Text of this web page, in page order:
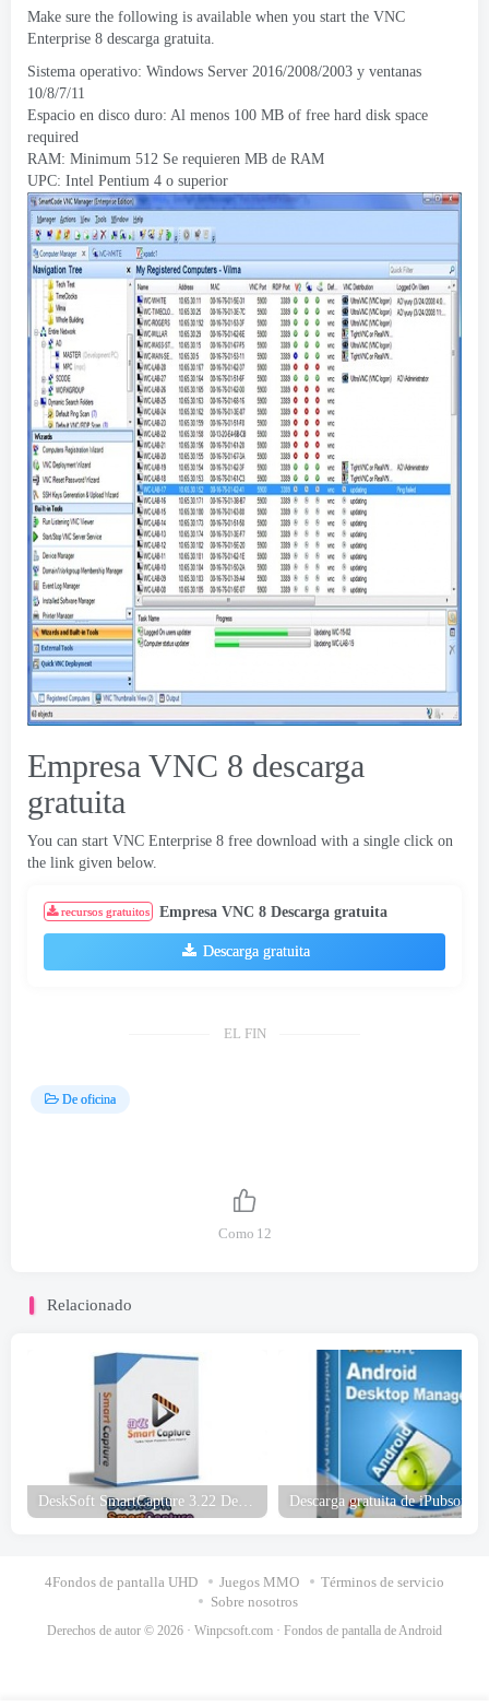
Make sure the following is available when you start the VNC
Enterprise 8 descarga gratuita.
Sistema operativo: Windows Server 2016/2008/2003 y ventanas
10/8/7/11
Espacio en disco duro: Al menos 100 MB of free hard disk space
required
RAM: Minimum 512 Se requieren MB de RAM
UPC: Intel Pentium 4 o superior
Empresa VNC 8 descarga
gratuita
You can start VNC Enterprise 8 free download with a single click on
the link given below.
recursos gratuitos Empresa VNC 8 Descarga gratuita
Descarga gratuita
EL FIN
De oficina
Como 12
Relacionado
4Fondos de pantalla UHD Juegos MMO
Términos de servicio
Sobre nosotros
Derechos de autor © 2026 · Winpcsoft.com · Fondos de pantalla de Android